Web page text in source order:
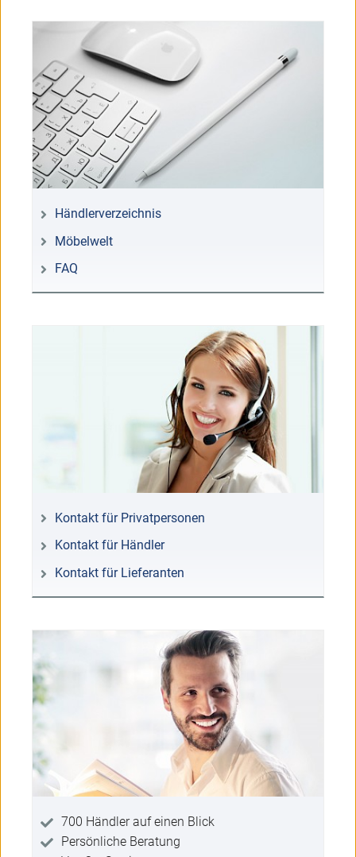
Händlerverzeichnis
Möbelwelt
FAQ
Kontakt für Privatpersonen
Kontakt für Händler
Kontakt für Lieferanten
700 Händler auf einen Blick
Persönliche Beratung